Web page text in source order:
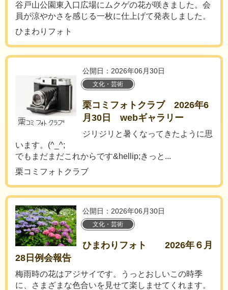
谷戸山公園東入口広場にムクゲの花が咲きました。会
員が涼やかさを感じる一枚に仕上げて発表しました。
ひまわりフォト
公開日：2026年06月30日
文化・芸術
栗コミフォトクラブ 2026年6
月30日 webギャラリー
ジリジリと暑くなってきたように思
います。(^_^;
でもまだまだこれからです&hellip;きっと...
栗コミフォトクラブ
公開日：2026年06月30日
文化・芸術
ひまわりフォト 2026年６月
28日例会報告
梅雨時の花はアジサイです。うっとおしいこの時季
に、さまざまな色合いを見せて楽しませてくれます。